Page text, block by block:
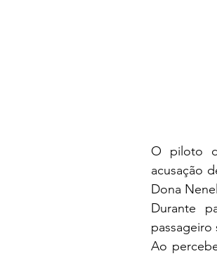
O piloto
acusação
Dona
Durante
passageiro
Ao